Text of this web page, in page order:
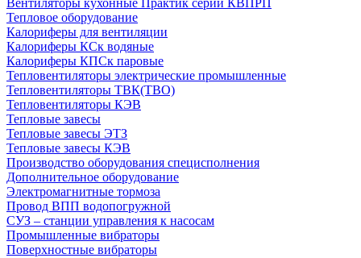
Вентиляторы кухонные Практик серии КВПРП
Тепловое оборудование
Калориферы для вентиляции
Калориферы КСк водяные
Калориферы КПСк паровые
Тепловентиляторы электрические промышленные
Тепловентиляторы ТВК(ТВО)
Тепловентиляторы КЭВ
Тепловые завесы
Тепловые завесы ЭТЗ
Тепловые завесы КЭВ
Производство оборудования специсполнения
Дополнительное оборудование
Электромагнитные тормоза
Провод ВПП водопогружной
СУЗ – станции управления к насосам
Промышленные вибраторы
Поверхностные вибраторы